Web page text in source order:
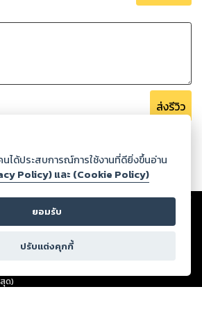
ส่งรีวิว
Co., Ltd. - สตอรี่ล็อกขอสงวนสิทธิ์ไม่รับผิดชอบ
ลดผ่านเว็บไซต์และปรากฏว่าละเมิดสิทธิใน
อื่นหรือขัดต่อกฎหมายและศีลธรรม ดังนั้น ผู้อ่าน
การกลั่นกรองด้วยตนเอง และหากท่านพบว่าส่วน
ศีลธรรม กรุณาแจ้งมายังบริษัท เพื่อทีมงานจะได้
ตอรี่ล็อกขอสงวนลิขสิทธิ์ตามพระราชบัญญัติ
ด)
นได้ประสบการณ์การใช้งานที่ดียิ่งขึ้นอ่าน
Policy) และ (Cookie Policy)
ยอมรับ
ปรับแต่งคุกกี้